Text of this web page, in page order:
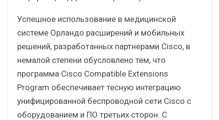
Успешное использование в медицинской
системе Орландо расширений и мобильных
решений, разработанных партнерами Cisco, в
немалой степени обусловлено тем, что
программа Cisco Compatible Extensions
Program обеспечивает тесную интеграцию
унифицированной беспроводной сети Cisco с
оборудованием и ПО третьих сторон. С